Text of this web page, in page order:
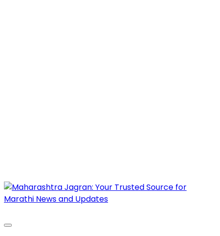
Maharashtra Jagran : Your Trusted Companion